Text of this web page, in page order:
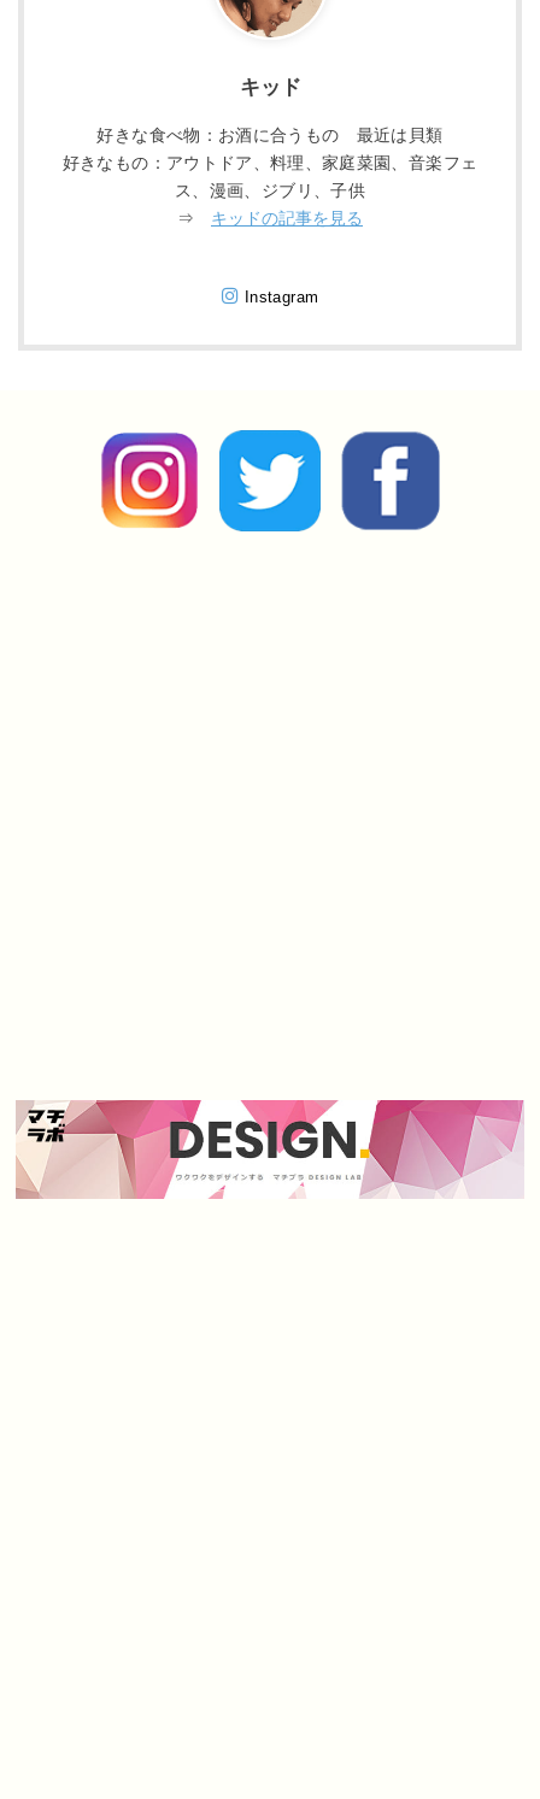
キッド
好きな食べ物：お酒に合うもの 最近は貝類
好きなもの：アウトドア、料理、家庭菜園、音楽フェ
ス、漫画、ジブリ、子供
⇒ キッドの記事を見る
Instagram